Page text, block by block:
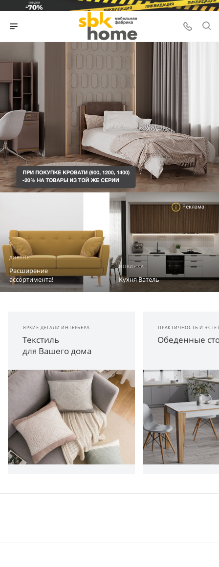
ДИВАНЫ
Расширение
ассортимента!
Реклама
НОВИНКА
Кухня Ватель
ЯРКИЕ ДЕТАЛИ ИНТЕРЬЕРА
Текстиль
для Вашего дома
ПРАКТИЧНОСТЬ И
Обеденные